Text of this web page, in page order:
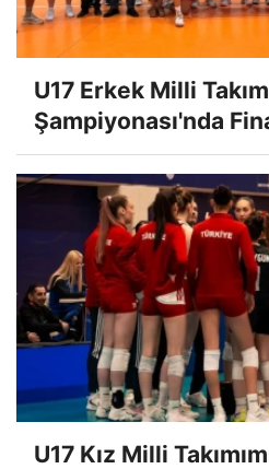
U17 Erkek Milli
Şampiyonası'nda
U17 Kız Milli